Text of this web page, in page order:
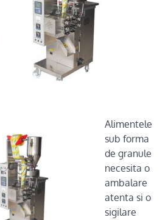
Alimentele
sub forma
de granule
necesita o
ambalare
atenta si o
sigilare